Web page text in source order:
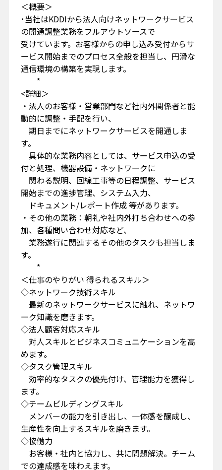
＜概要＞
･当社はKDDIから法人向けネットワークサービス
の開通調整業務をフルアウトソースで
受けています。お客様からの申し込み受付からサ
ービス開始までのプロセス全般を担当し、円滑な
通信環境の構築を実現します。
*
<詳細＞
・法人のお客様・営業部門など社内外関係者と能
動的に調整・手配を行い、
期日までにネットワークサービスを開通しま
す。
具体的な業務内容としては、サービス申込の受
付と処理、機器設備・ネットワークに
関わる説明、回線工事等の日程調整、サービス
開始までの進捗管理、システム入力、
ドキュメント/レポート作成 等があります。
・その他の業務：朝礼や社内外打ち合わせへの参
加、各種問い合わせ対応など、
業務遂行に関連するその他のタスクも担当しま
す。
*
＜仕事のやりがい 得られるスキル＞
◇ネットワーク技術スキル
最新のネットワークサービスに触れ、ネットワ
ーク知識を磨きます。
◇法人顧客対応スキル
対人スキルとビジネスコミュニケーションを高
めます。
◇タスク管理スキル
効率的なタスクの優先付け、管理能力を獲得し
ます。
◇チームビルディングスキル
メンバーの能力を引き出し、一体感を醸成し、
生産性を向上するスキルを磨きます。
◇協働力
お客様・社内と協力し、共に問題解決。チーム
での達成感を味わえます。